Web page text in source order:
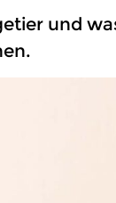
und